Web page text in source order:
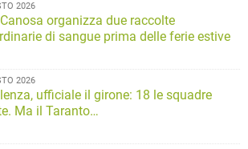
2026
organizza due raccolte
di sangue prima delle ferie estive
2026
ufficiale il girone: 18 le squadre
Ma il Taranto…